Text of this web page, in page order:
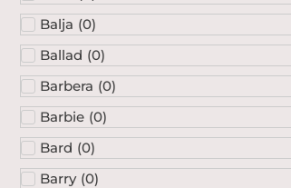
Balja (0)
Ballad (0)
Barbera (0)
Barbie (0)
Bard (0)
Barry (0)